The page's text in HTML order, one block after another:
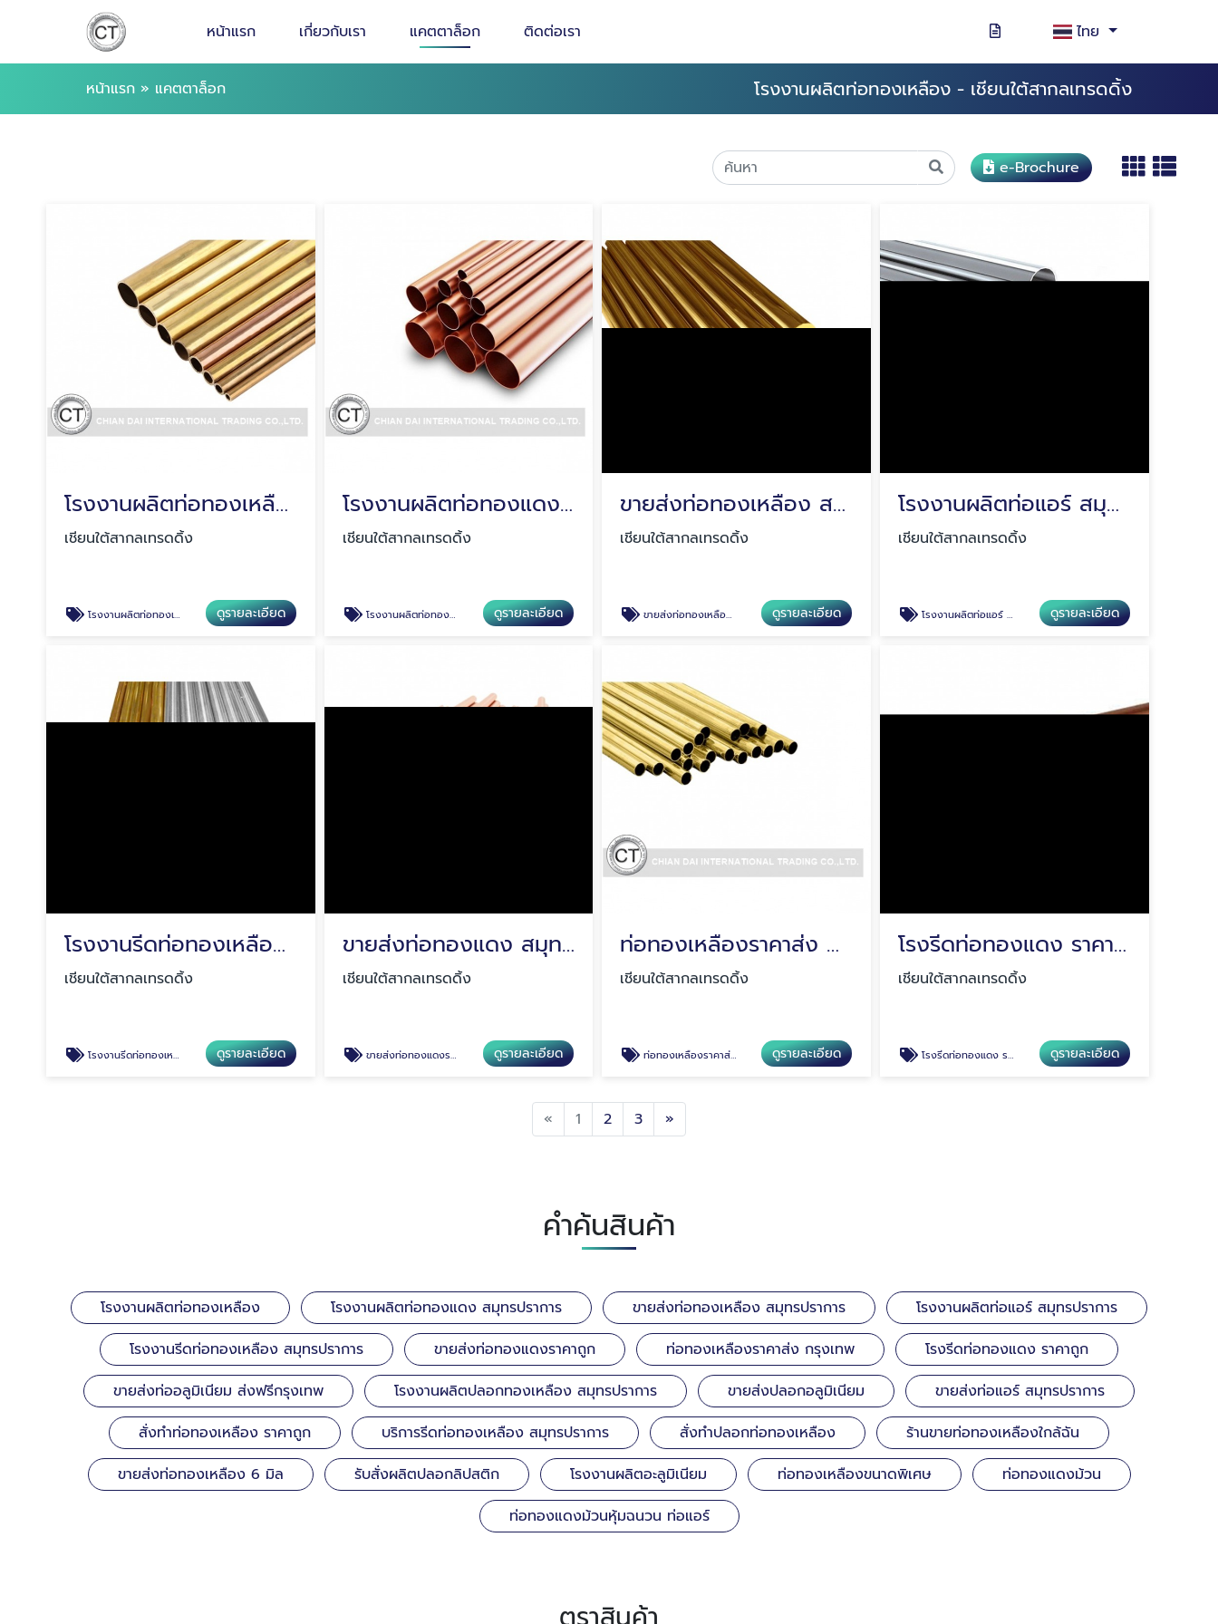
หน้าแรก เกี่ยวกับเรา แคตตาล็อก ติดต่อเรา ไทย
หน้าแรก » แคตตาล็อก โรงงานผลิตท่อทองเหลือง - เชียนใต้สากลเทรดดิ้ง
e-Brochure
โรงงานผลิตท่อทองเหลือง
เชียนใต้สากลเทรดดิ้ง
โรงงานผลิตท่อทองเหลือง ดูรายละเอียด
โรงงานผลิตท่อทองแดง สมุทรปราการ
เชียนใต้สากลเทรดดิ้ง
โรงงานผลิตท่อทองแดง สมุทรปราการ ดูรายละเอียด
ขายส่งท่อทองเหลือง สมุทรปราการ
เชียนใต้สากลเทรดดิ้ง
ขายส่งท่อทองเหลือง สมุทรปราการ ดูรายละเอียด
โรงงานผลิตท่อแอร์ สมุทรปราการ
เชียนใต้สากลเทรดดิ้ง
โรงงานผลิตท่อแอร์ สมุทรปราการ ดูรายละเอียด
โรงงานรีดท่อทองเหลือง สมุทรปราการ
เชียนใต้สากลเทรดดิ้ง
โรงงานรีดท่อทองเหลือง สมุทรปราการ ดูรายละเอียด
ขายส่งท่อทองแดง สมุทรปราการ
เชียนใต้สากลเทรดดิ้ง
ขายส่งท่อทองแดงราคาถูก ดูรายละเอียด
ท่อทองเหลืองราคาส่ง กรุงเทพ
เชียนใต้สากลเทรดดิ้ง
ท่อทองเหลืองราคาส่ง กรุงเทพ ดูรายละเอียด
โรงรีดท่อทองแดง ราคาถูก
เชียนใต้สากลเทรดดิ้ง
โรงรีดท่อทองแดง ราคาถูก ดูรายละเอียด
« Previous
1 2 3 »
คำค้นสินค้า
โรงงานผลิตท่อทองเหลือง โรงงานผลิตท่อทองแดง สมุทรปราการ ขายส่งท่อทองเหลือง สมุทรปราการ
โรงงานผลิตท่อแอร์ สมุทรปราการ
โรงงานรีดท่อทองเหลือง สมุทรปราการ
ขายส่งท่อทองแดงราคาถูก ท่อทองเหลืองราคาส่ง กรุงเทพ
โรงรีดท่อทองแดง ราคาถูก
ขายส่งท่ออลูมิเนียม ส่งฟรีกรุงเทพ
โรงงานผลิตปลอกทองเหลือง สมุทรปราการ ขายส่งปลอกอลูมิเนียม
ขายส่งท่อแอร์ สมุทรปราการ
สั่งทำท่อทองเหลือง ราคาถูก
บริการรีดท่อทองเหลือง สมุทรปราการ สั่งทำปลอกท่อทองเหลือง
ร้านขายท่อทองเหลืองใกล้ฉัน
ขายส่งท่อทองเหลือง 6 มิล
รับสั่งผลิตปลอกลิปสติก โรงงานผลิตอะลูมิเนียม ท่อทองเหลืองขนาดพิเศษ
ท่อทองแดงม้วน
ท่อทองแดงม้วนหุ้มฉนวน ท่อแอร์